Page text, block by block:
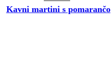
Kavni martini s pomarančo